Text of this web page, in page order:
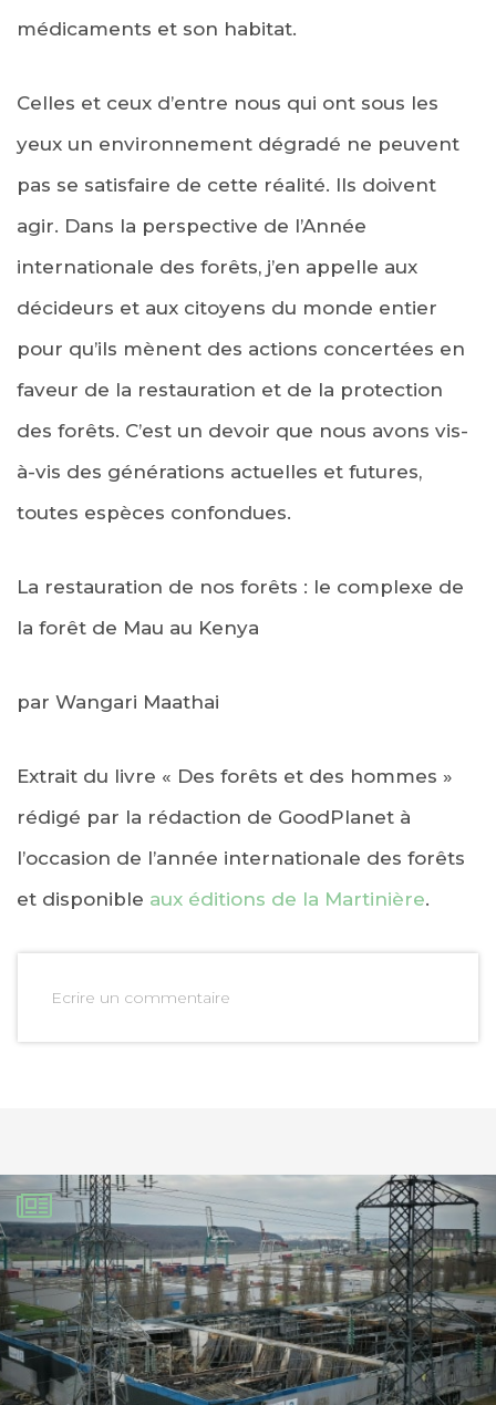
médicaments et son habitat.
Celles et ceux d’entre nous qui ont sous les
yeux un environnement dégradé ne peuvent
pas se satisfaire de cette réalité. Ils doivent
agir. Dans la perspective de l’Année
internationale des forêts, j’en appelle aux
décideurs et aux citoyens du monde entier
pour qu’ils mènent des actions concertées en
faveur de la restauration et de la protection
des forêts. C’est un devoir que nous avons vis-
à-vis des générations actuelles et futures,
toutes espèces confondues.
La restauration de nos forêts : le complexe de
la forêt de Mau au Kenya
par Wangari Maathai
Extrait du livre « Des forêts et des hommes »
rédigé par la rédaction de GoodPlanet à
l’occasion de l’année internationale des forêts
et disponible aux éditions de la Martinière.
Ecrire un commentaire